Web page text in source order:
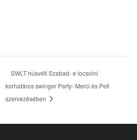
SWLT húsvéti Szabad- e locsolni
korhatáros swinger Party- Merci és Peti
szervezésében